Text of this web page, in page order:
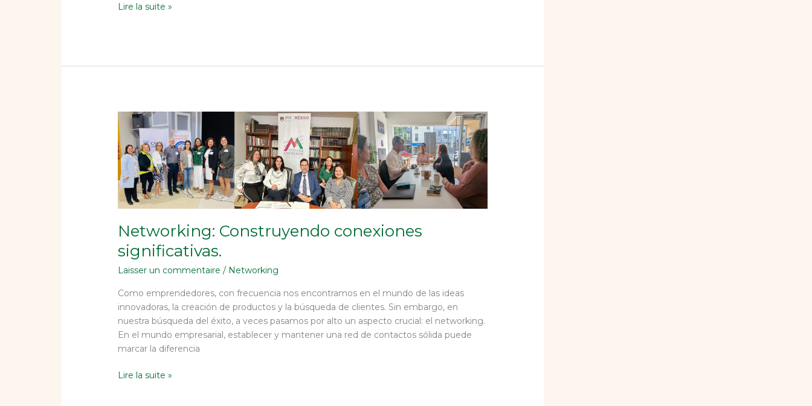
Lire la suite »
Networking: Construyendo conexiones
significativas.
Laisser un commentaire / Networking
Como emprendedores, con frecuencia nos encontramos en el mundo de las ideas
innovadoras, la creación de productos y la búsqueda de clientes. Sin embargo, en
nuestra búsqueda del éxito, a veces pasamos por alto un aspecto crucial: el networking.
En el mundo empresarial, establecer y mantener una red de contactos sólida puede
marcar la diferencia
Networking:
Construyendo
conexiones
significativas.
Lire la suite »